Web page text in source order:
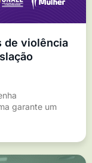
de violência
garante um